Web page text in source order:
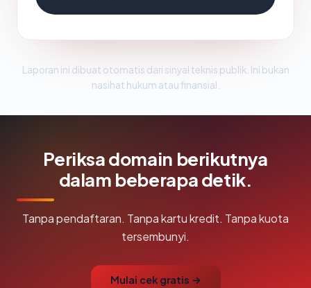
Laporan ini dibuat otomatis dari sinyal teknis publik. Ini bukan
nasihat hukum atau finansial.
Periksa domain berikutnya
dalam beberapa detik.
Tanpa pendaftaran. Tanpa kartu kredit. Tanpa kuota
tersembunyi.
Mulai cek gratis →